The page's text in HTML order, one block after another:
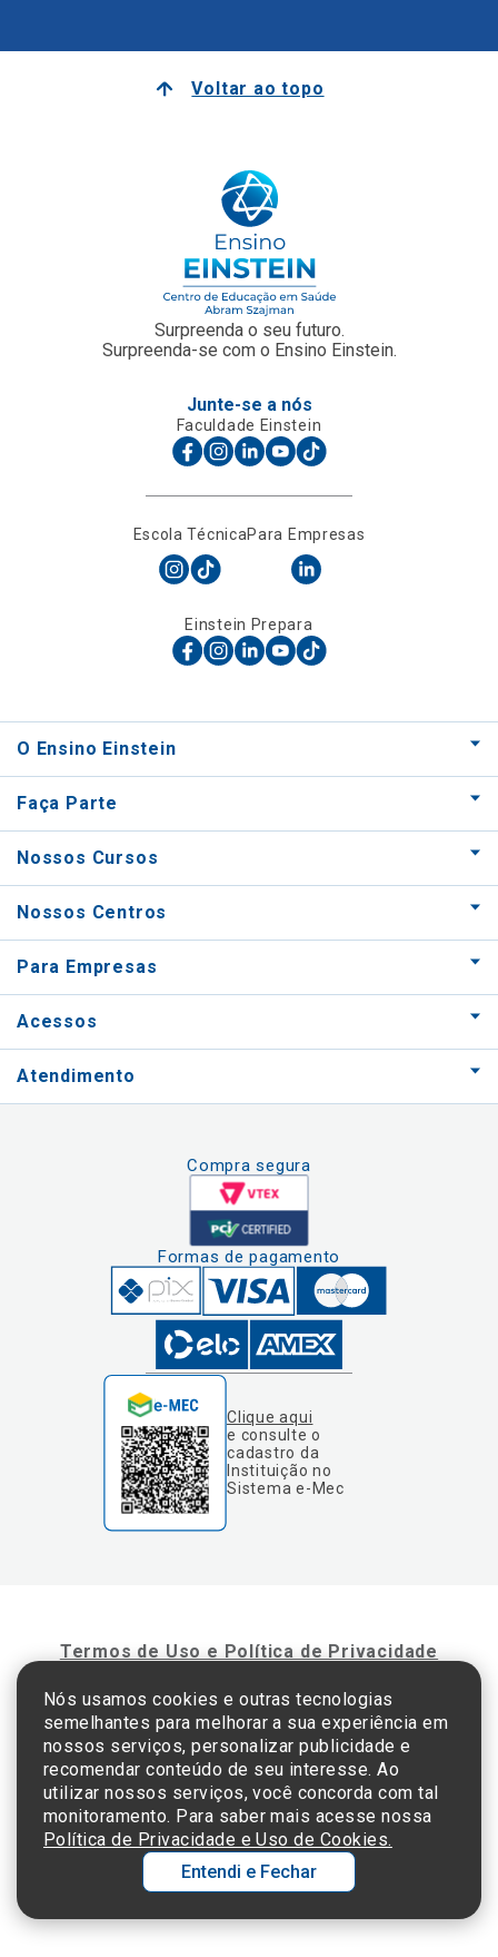
Voltar ao topo
Surpreenda o seu futuro.
Surpreenda-se com o Ensino Einstein.
Junte-se a nós
Faculdade Einstein
Escola TécnicaPara Empresas
Einstein Prepara
O Ensino Einstein
Faça Parte
Nossos Cursos
Nossos Centros
Para Empresas
Acessos
Atendimento
Compra segura
Formas de pagamento
Clique aqui
e consulte o
cadastro da
Instituição no
Sistema e-Mec
Termos de Uso e Política de Privacidade
©2025 Einstein Hospital Israelita -TODOS OS DIREITOS RESERVADOS
CNPJ: 60.765.823/0001-30 - Endereço: Av. Albert Einstein, 627 - Morumbi - São
Paulo - SP - 05652-000
Nós usamos cookies e outras tecnologias
semelhantes para melhorar a sua experiência em
nossos serviços, personalizar publicidade e
recomendar conteúdo de seu interesse. Ao
utilizar nossos serviços, você concorda com tal
monitoramento. Para saber mais acesse nossa
Política de Privacidade e Uso de Cookies.
Entendi e Fechar